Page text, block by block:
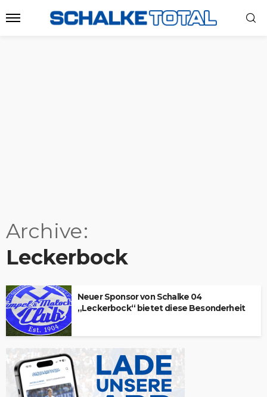
Archive
Leckerbock
Neuer Sponsor von Schalke 04
„Leckerbock“ bietet diese Besonderheit